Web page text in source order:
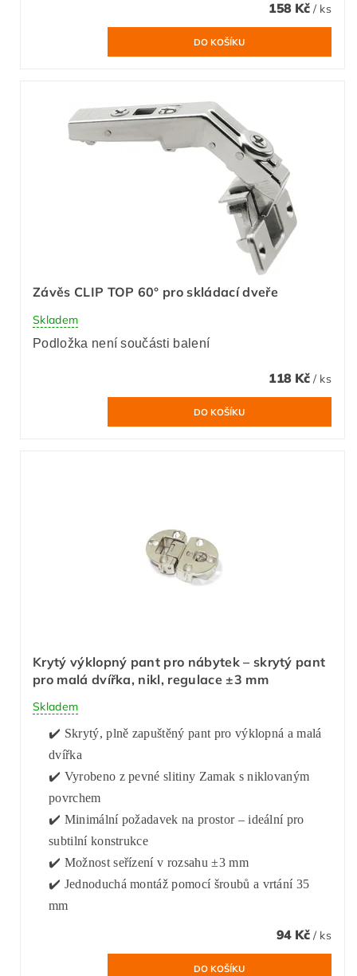
158 Kč / ks
Závěs CLIP TOP 60° pro skládací dveře
Skladem
Podložka není součásti balení
118 Kč / ks
Krytý výklopný pant pro nábytek – skrytý pant
pro malá dvířka, nikl, regulace ±3 mm
Skladem
✔️ Skrytý, plně zapuštěný pant pro výklopná a malá
dvířka
✔️ Vyrobeno z pevné slitiny Zamak s niklovaným
povrchem
✔️ Minimální požadavek na prostor – ideální pro
subtilní konstrukce
✔️ Možnost seřízení v rozsahu ±3 mm
✔️ Jednoduchá montáž pomocí šroubů a vrtání 35
mm
94 Kč / ks